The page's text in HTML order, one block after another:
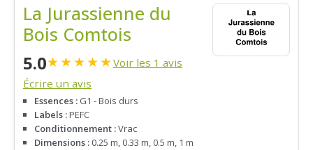
La Jurassienne du
Bois Comtois
5.0★★★★★Voir les 1 avis
Écrire un avis
Essences : G1 - Bois durs
Labels :PEFC
Conditionnement :Vrac
Dimensions : 0.25 m, 0.33 m, 0.5 m, 1 m